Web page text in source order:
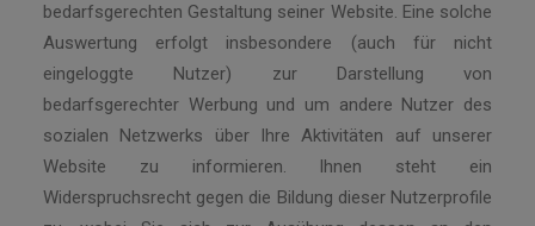
bedarfsgerechten Gestaltung seiner Website. Eine solche
Auswertung erfolgt insbesondere (auch für nicht
eingeloggte Nutzer) zur Darstellung von
bedarfsgerechter Werbung und um andere Nutzer des
sozialen Netzwerks über Ihre Aktivitäten auf unserer
Website zu informieren. Ihnen steht ein
Widerspruchsrecht gegen die Bildung dieser Nutzerprofile